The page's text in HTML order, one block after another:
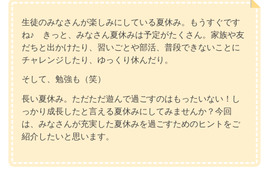
生徒のみなさんが楽しみにしている夏休み。もうすぐです
ね♪ きっと、みなさん夏休みは予定がたくさん。家族や友
だちと出かけたり、習いごとや部活、普段できないことに
チャレンジしたり、ゆっくり休んだり。
そして、勉強も（笑）
長い夏休み。ただただ遊んで過ごすのはもったいない！し
っかり成長したと言える夏休みにしてみませんか？今回
は、みなさんが充実した夏休みを過ごすためのヒントをご
紹介したいと思います。